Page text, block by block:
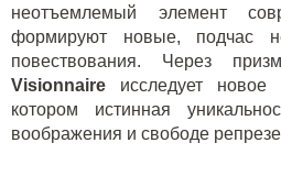
неотъемлемый элемент
формируют новые, подчас
повествования. Через
Visionnaire
исследует
котором истинная
воображения и свободе